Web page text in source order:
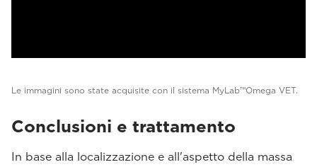
Le immagini sono state acquisite con il sistema MyLab™Omega VET.
Conclusioni e trattamento
In base alla localizzazione e all'aspetto della massa